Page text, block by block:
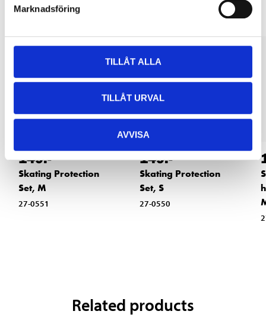
Marknadsföring
TILLÅT ALLA
TILLÅT URVAL
AVVISA
149:-
Skating Protection
Set, M
27-0551
149:-
Skating Protection
Set, S
27-0550
Related products